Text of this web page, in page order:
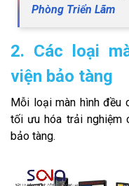
Phòng Triển Lãm
2. Các loại
viện bảo tàng
Mỗi loại màn hình đều
tối ưu hóa trải nghiệm
bảo tàng.